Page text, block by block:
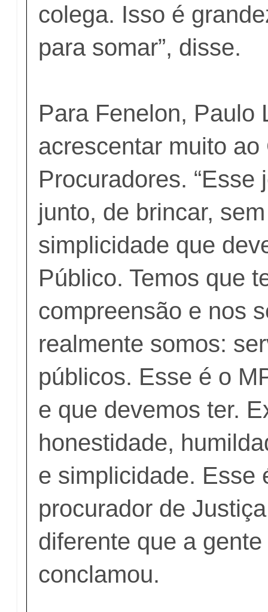
colega. Isso é
para somar”, disse.
Para Fenelon, Paulo
acrescentar muito ao
Procuradores. “Esse
junto, de brincar,
simplicidade que
Público. Temos que
compreensão e nos
realmente somos:
públicos. Esse é o
e que devemos ter.
honestidade,
e simplicidade. Esse
procurador de
diferente que a gente
conclamou.